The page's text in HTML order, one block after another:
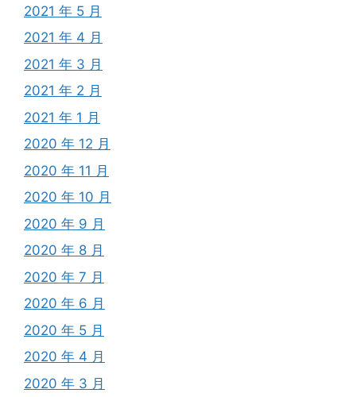
2021 年 5 月
2021 年 4 月
2021 年 3 月
2021 年 2 月
2021 年 1 月
2020 年 12 月
2020 年 11 月
2020 年 10 月
2020 年 9 月
2020 年 8 月
2020 年 7 月
2020 年 6 月
2020 年 5 月
2020 年 4 月
2020 年 3 月